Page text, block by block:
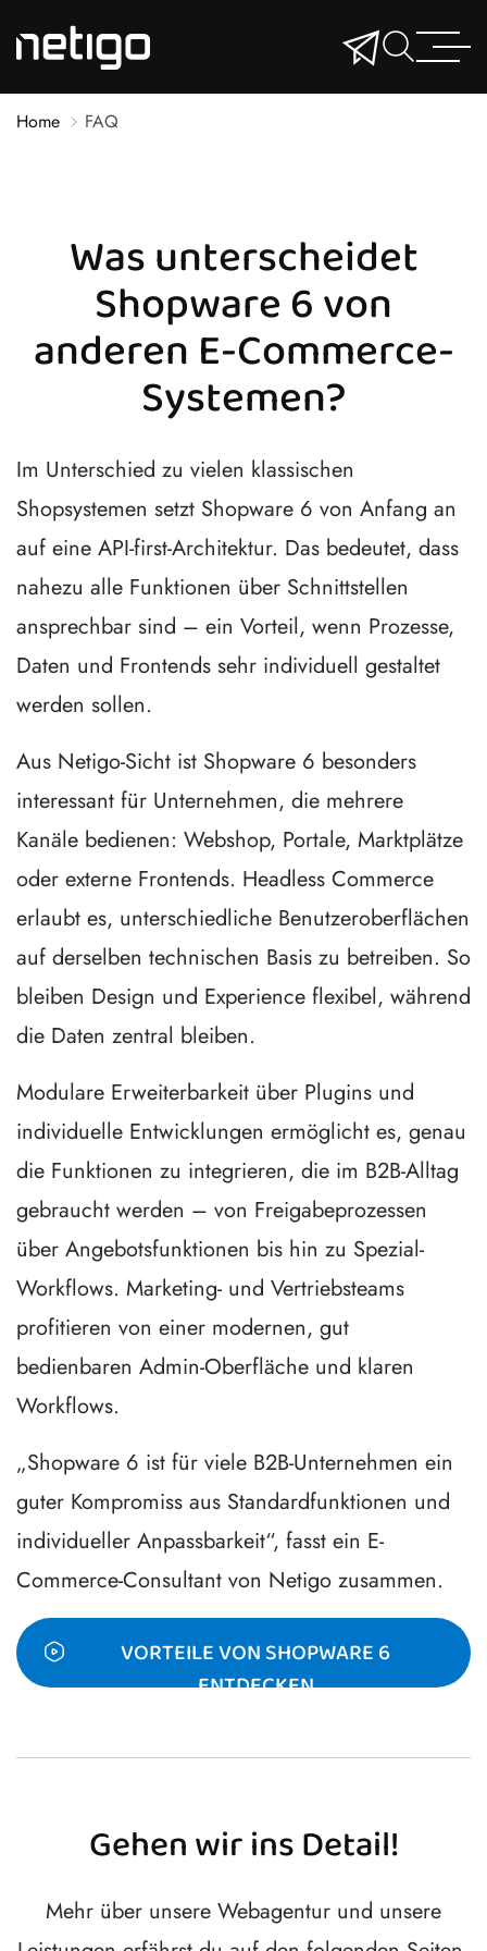
Home FAQ
Was unterscheidet
Shopware 6 von
anderen E-Commerce-
Systemen?
Im Unterschied zu vielen klassischen
Shopsystemen setzt Shopware 6 von Anfang an
auf eine API-first-Architektur. Das bedeutet, dass
nahezu alle Funktionen über Schnittstellen
ansprechbar sind – ein Vorteil, wenn Prozesse,
Daten und Frontends sehr individuell gestaltet
werden sollen.
Aus Netigo-Sicht ist Shopware 6 besonders
interessant für Unternehmen, die mehrere
Kanäle bedienen: Webshop, Portale, Marktplätze
oder externe Frontends. Headless Commerce
erlaubt es, unterschiedliche Benutzeroberflächen
auf derselben technischen Basis zu betreiben. So
bleiben Design und Experience flexibel, während
die Daten zentral bleiben.
Modulare Erweiterbarkeit über Plugins und
individuelle Entwicklungen ermöglicht es, genau
die Funktionen zu integrieren, die im B2B-Alltag
gebraucht werden – von Freigabeprozessen
über Angebotsfunktionen bis hin zu Spezial-
Workflows. Marketing- und Vertriebsteams
profitieren von einer modernen, gut
bedienbaren Admin-Oberfläche und klaren
Workflows.
„Shopware 6 ist für viele B2B-Unternehmen ein
guter Kompromiss aus Standardfunktionen und
individueller Anpassbarkeit“, fasst ein E-
Commerce-Consultant von Netigo zusammen.
VORTEILE VON SHOPWARE 6
ENTDECKEN
Gehen wir ins Detail!
Mehr über unsere Webagentur und unsere